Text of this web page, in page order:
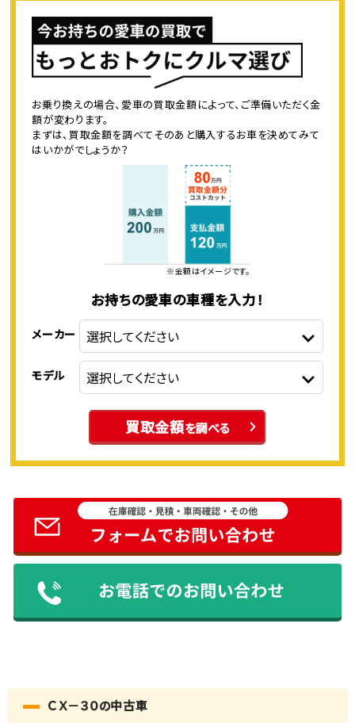
お乗り換えの場合、愛車の買取金額によって、ご準備いただく金
額が変わります。
まずは、買取金額を調べてそのあと購入するお車を決めてみて
はいかがでしょうか？
※金額はイメージです。
お持ちの愛車の車種を入力！
メーカー
モデル
買取金額を調べる
ＣＸ－３０の中古車